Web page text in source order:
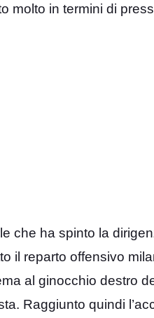
molto in termini di
che ha spinto la
il reparto offensivo
al ginocchio destro
Raggiunto quindi